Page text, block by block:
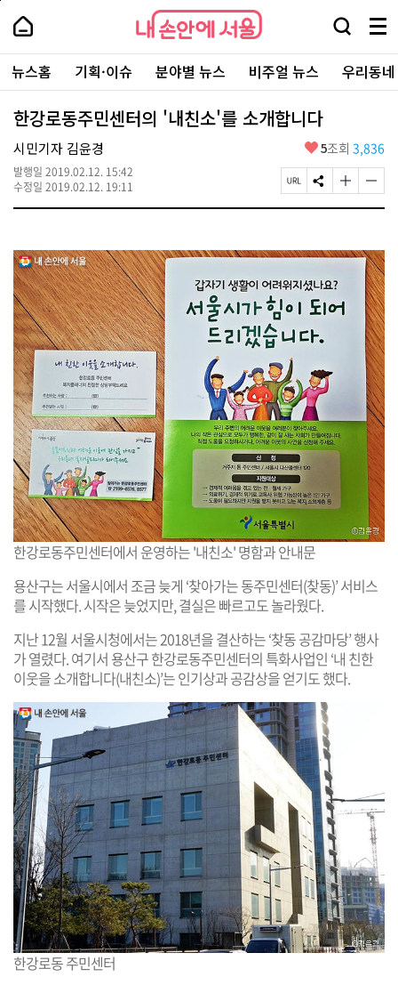
본
로
가
내
손
안
에
서
울
-
서
울
시
대
표
소
털
내
손
에
울
검
창
열
기
메
뉴
전
체
보
주
요
서
뉴스홈 기획·이슈 분야별 뉴스 비주얼 뉴스 우리동
한강로동주민센터의 '내친소'를 소개합니다
시민기자 김윤경
발행일 2019.02.12. 15:42
수정일 2019.02.12. 19:11
좋
요
5조회 3,836
페
이
R
L
복
사
S
N
유
하
기
글
자
크
게
하
글
자
작
게
변
경
하
기
한강로동주민센터에서 운영하는 '내친소' 명함과 안내문
용산구는 서울시에서 조금 늦게 ‘찾아가는 동주민센터(찾동)’ 서비스
를 시작했다. 시작은 늦었지만, 결실은 빠르고도 놀라웠다.
지난 12월 서울시청에서는 2018년을 결산하는 ‘찾동 공감마당’ 행사
가 열렸다. 여기서 용산구 한강로동주민센터의 특화사업인 ‘내 친한
이웃을 소개합니다(내친소)’는 인기상과 공감상을 얻기도 했다.
한강로동 주민센터
페
상
단
로